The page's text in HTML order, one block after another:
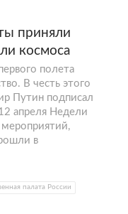
приняли
космоса
полета
В честь этого
Путин подписал
апреля Недели
в
палата России